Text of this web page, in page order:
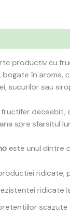
productiv cu
bogate în arome,
sucurilor sau
deosebit,
spre sfarsitul
este unul dintre
ridicate,
ridicate
scazute